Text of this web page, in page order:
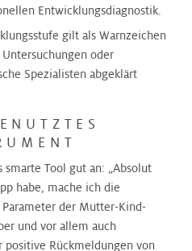
Entwicklungsdiagnostik.
gilt als Warnzeichen
oder
Spezialisten abgeklärt
Tool gut an: „Absolut
habe, mache ich die
der Mutter-Kind-
und vor allem auch
positive Rückmeldungen von